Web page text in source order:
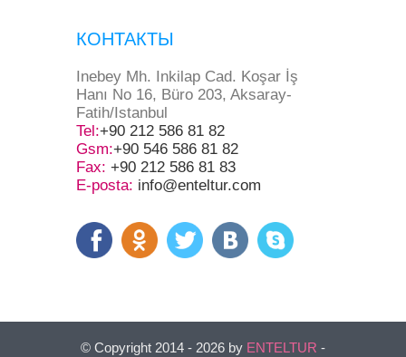
КОНТАКТЫ
Inebey Mh. Inkilap Cad. Koşar İş
Hanı No 16, Büro 203, Aksaray-
Fatih/Istanbul
Tel:+90 212 586 81 82
Gsm:+90 546 586 81 82
Fax: +90 212 586 81 83
E-posta: info@enteltur.com
© Copyright 2014 - 2026 by ENTELTUR -